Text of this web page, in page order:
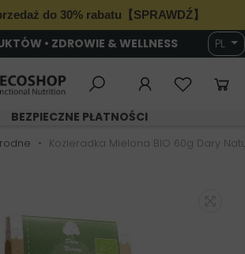
do 30% rabatu【SPRAWDŹ】
• ZDROWIE & WELLNESS PL
BEZPIECZNE PŁATNOŚCI
Kozieradka Mielona BIO 60g Dary